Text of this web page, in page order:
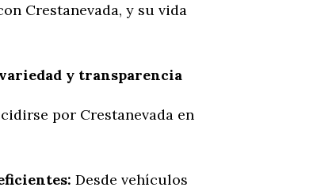
Crestanevada, y su vida
y transparencia
por Crestanevada en
Desde vehículos